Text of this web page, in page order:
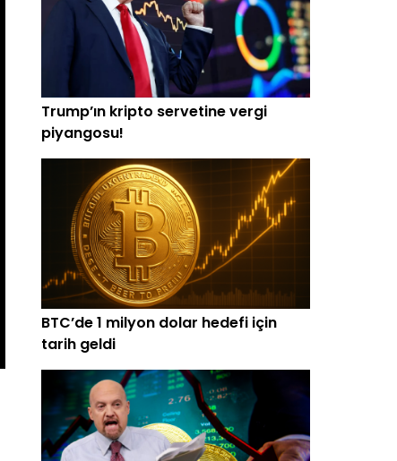
Trump’ın kripto servetine vergi
piyangosu!
BTC’de 1 milyon dolar hedefi için
tarih geldi